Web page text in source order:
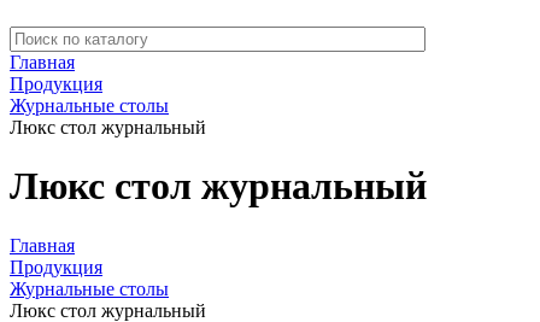
Главная
Продукция
Журнальные столы
Люкс стол журнальный
Люкс стол журнальный
Главная
Продукция
Журнальные столы
Люкс стол журнальный